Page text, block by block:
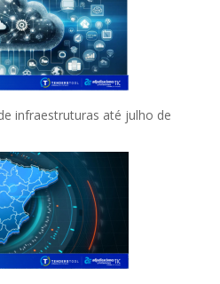
infraestruturas até julho de